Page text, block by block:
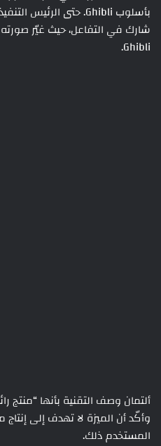
شارك في التفاعل، حيث غيّر
Ghibli.
ألتمان وصف التقنية بأنها “منتج
وأكّد أن الميزة لا تهدف إلى إنتاج
المستخدم ذلك.